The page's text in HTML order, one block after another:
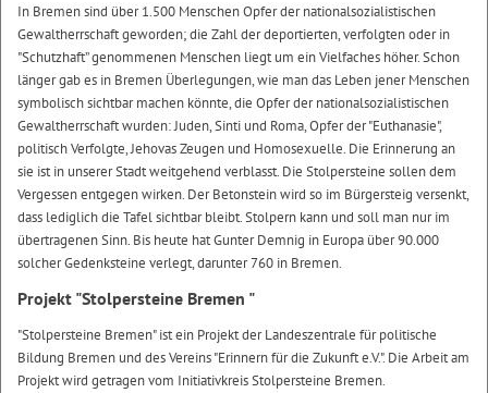
In Bremen sind über 1.500 Menschen Opfer der nationalsozialistischen
Gewaltherrschaft geworden; die Zahl der deportierten, verfolgten oder in
"Schutzhaft” genommenen Menschen liegt um ein Vielfaches höher. Schon
länger gab es in Bremen Überlegungen, wie man das Leben jener Menschen
symbolisch sichtbar machen könnte, die Opfer der nationalsozialistischen
Gewaltherrschaft wurden: Juden, Sinti und Roma, Opfer der "Euthanasie",
politisch Verfolgte, Jehovas Zeugen und Homosexuelle. Die Erinnerung an
sie ist in unserer Stadt weitgehend verblasst. Die Stolpersteine sollen dem
Vergessen entgegen wirken. Der Betonstein wird so im Bürgersteig versenkt,
dass lediglich die Tafel sichtbar bleibt. Stolpern kann und soll man nur im
übertragenen Sinn. Bis heute hat Gunter Demnig in Europa über 90.000
solcher Gedenksteine verlegt, darunter 760 in Bremen.
Projekt "Stolpersteine Bremen "
"Stolpersteine Bremen" ist ein Projekt der Landeszentrale für politische
Bildung Bremen und des Vereins "Erinnern für die Zukunft e.V.". Die Arbeit am
Projekt wird getragen vom Initiativkreis Stolpersteine Bremen.